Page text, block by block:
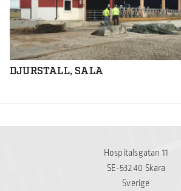
DJURSTALL, SALA
Hospitalsgatan 11
SE-532 40 Skara
Sverige